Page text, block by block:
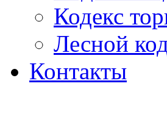
Кодекс
Лесной
Контакты